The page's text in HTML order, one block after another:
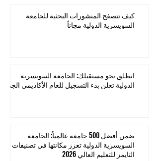
كيف تتصفح المنشورات البحثية للجامعة
السويسرية الدولية مجاناً
انطلق نحو مستقبلك: الجامعة السويسرية
الدولية تعلن بدء التسجيل للعام الأكاديمي الجديد
ضمن أفضل 500 جامعة عالمياً: الجامعة
السويسرية الدولية تعزز مكانتها في تصنيفات
التايمز للتعليم العالي 2026